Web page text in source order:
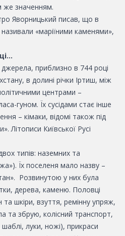
же значенням.
Яворницький писав, що в
називали «маріїними каменями»,
приблизно в 744 році
в долині річки Іртиш, між
центрами –
гуном. Їх сусідами стає інше
– кімаки, відомі також під
Літописи Київської Русі
типів: наземних та
Їх поселеня мало назву –
Розвинутою у них була
дерева, каменю. Половці
та шкіри, взуття, ремінну упряж,
та збрую, колісний транспорт,
луки, ножі), прикраси